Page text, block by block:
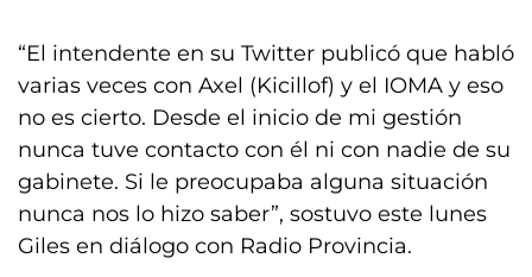
“El intendente en su Twitter publicó que habló
varias veces con Axel (Kicillof) y el IOMA y eso
no es cierto. Desde el inicio de mi gestión
nunca tuve contacto con él ni con nadie de su
gabinete. Si le preocupaba alguna situación
nunca nos lo hizo saber”, sostuvo este lunes
Giles en diálogo con Radio Provincia.